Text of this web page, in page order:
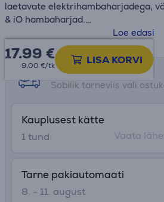
laetavate elektrihambaharjadega,
& iO hambaharjad.
• Eemaldab võrreldes tavalise
ligipääsetavates kohtades 100%
kattu ning tagab puhtamad hambad
• Ainult originaalsetel Oral-B
harjaga ei ulatu.
• Oral-B Sensitive Clean sisaldab
• Ühildub kõigi Oral-B laetavate
käepidemetega, välja arvatud
Loe edasi
17.99 €
9,00 €/tk LISA KORVI
Tarne võimalused
Sobilik tarneviis vali
Kauplusest kätte
1 tund
Vaata
Tarne pakiautomaati
8. - 11. august